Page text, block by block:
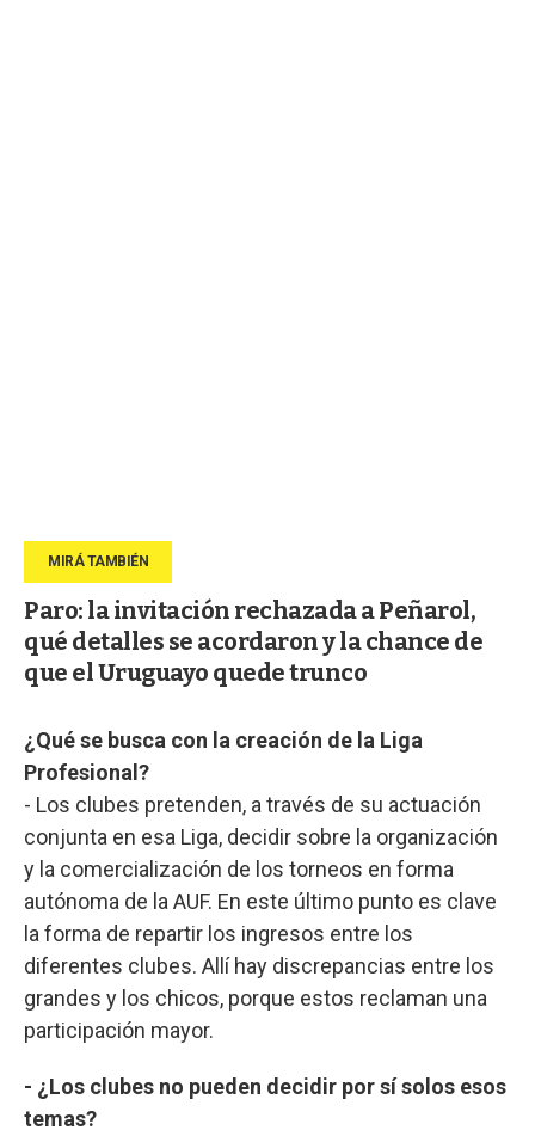
Paro: la invitación rechazada a Peñarol,
qué detalles se acordaron y la chance de
que el Uruguayo quede trunco
¿Qué se busca con la creación de la Liga
Profesional?
- Los clubes pretenden, a través de su actuación
conjunta en esa Liga, decidir sobre la organización
y la comercialización de los torneos en forma
autónoma de la AUF. En este último punto es clave
la forma de repartir los ingresos entre los
diferentes clubes. Allí hay discrepancias entre los
grandes y los chicos, porque estos reclaman una
participación mayor.
- ¿Los clubes no pueden decidir por sí solos esos
temas?